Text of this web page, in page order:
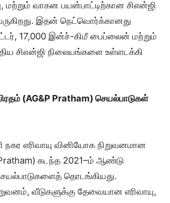
மற்றும் வாகன பயன்பாட்டிற்கான சிஎன்ஜி
இதன் நெட்வொர்க்கானது
17,000 இன்ச்-கிமீ பைப்லைன் மற்றும்
சிஎன்ஜி நிலையங்களை உள்ளடக்கி
பிரதம் (AG&P Pratham) செயல்பாடுகள்
எரிவாயு வினியோக நிறுவனமான
Pratham) கடந்த 2021–ம் ஆண்டு
தொடங்கியது.
வீடுகளுக்கு தேவையான எரிவாயு,